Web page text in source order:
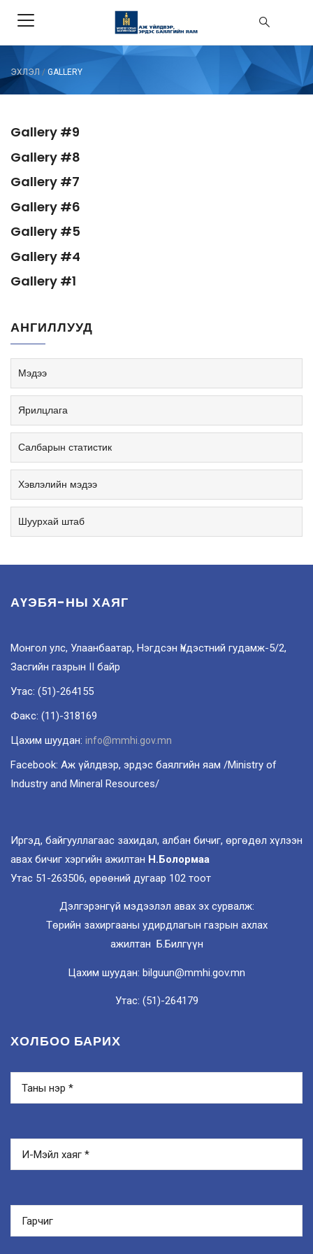
ЭХЛЭЛ / GALLERY
Gallery #9
Gallery #8
Gallery #7
Gallery #6
Gallery #5
Gallery #4
Gallery #1
АНГИЛЛУУД
Мэдээ
Ярилцлага
Салбарын статистик
Хэвлэлийн мэдээ
Шуурхай штаб
АҮЭБЯ-НЫ ХАЯГ
Монгол улс, Улаанбаатар, Нэгдсэн Үндэстний гудамж-5/2,
Засгийн газрын II байр
Утас: (51)-264155
Факс: (11)-318169
Цахим шуудан: info@mmhi.gov.mn
Facebook: Аж үйлдвэр, эрдэс баялгийн яам /Ministry of
Industry and Mineral Resources/
Иргэд, байгууллагаас захидал, албан бичиг, өргөдөл хүлээн
авах бичиг хэргийн ажилтан Н.Болормаа
Утас 51-263506, өрөөний дугаар 102 тоот
Дэлгэрэнгүй мэдээлэл авах эх сурвалж:
Төрийн захиргааны удирдлагын газрын ахлах
ажилтан Б.Билгүүн
Цахим шуудан: bilguun@mmhi.gov.mn
Утас: (51)-264179
ХОЛБОО БАРИХ